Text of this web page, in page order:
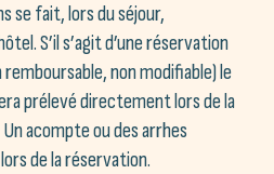
se fait, lors du séjour,
S’il s’agit d’une réservation
remboursable, non modifiable) le
prélevé directement lors de la
acompte ou des arrhes
de la réservation.